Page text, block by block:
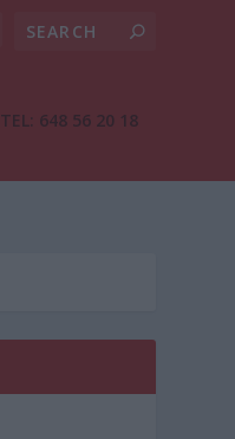
TEL: 648 56 20 18